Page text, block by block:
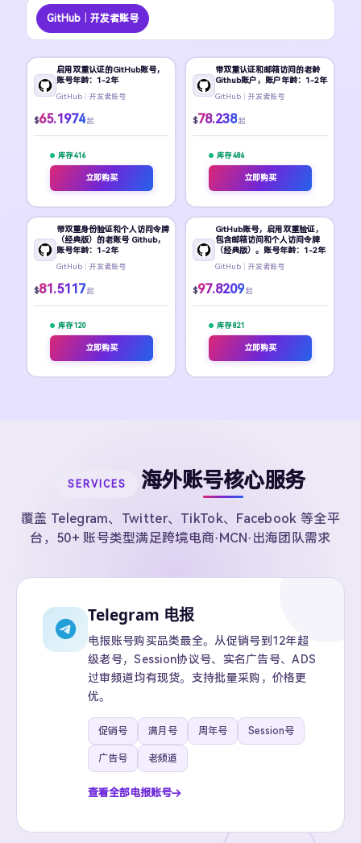
GitHub｜开发者账号
启用双重认证的GitHub账号，
账号年龄：1-2年
GitHub｜开发者账号
$65.1974 起
库存 416
立即购买
带双重认证和邮箱访问的老龄
Github账户，账户年龄：1-2年
GitHub｜开发者账号
$78.238 起
库存 486
立即购买
带双重身份验证和个人访问令牌
（经典版）的老账号 Github，
账号年龄：1-2年
GitHub｜开发者账号
$81.5117 起
库存 120
立即购买
GitHub账号，启用双重验证，
包含邮箱访问和个人访问令牌
（经典版）。账号年龄：1-2年
GitHub｜开发者账号
$97.8209 起
库存 821
立即购买
SERVICES 海外账号核心服务
覆盖 Telegram、Twitter、TikTok、Facebook 等全平
台，50+ 账号类型满足跨境电商·MCN·出海团队需求
Telegram 电报
电报账号购买品类最全。从促销号到12年超
级老号，Session协议号、实名广告号、ADS
过审频道均有现货。支持批量采购，价格更
优。
促销号 满月号 周年号 Session号
广告号 老频道
查看全部电报账号